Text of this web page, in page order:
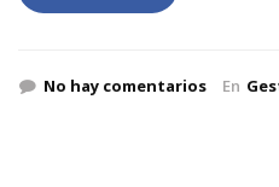
No hay comentarios En